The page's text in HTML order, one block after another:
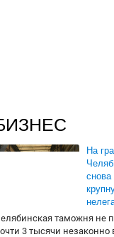
На
снова
таможня не
3 тысячи незаконно